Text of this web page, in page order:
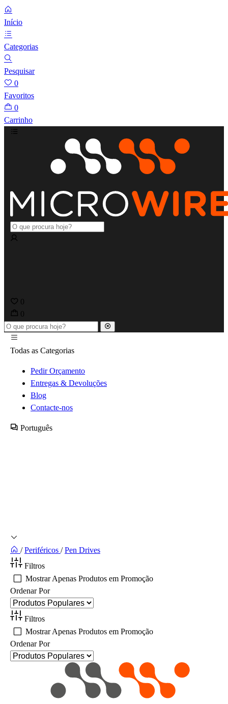
Início
Categorias
Pesquisar
0
Favoritos
0
Carrinho
0
0
Todas as Categorias
Pedir Orçamento
Entregas & Devoluções
Blog
Contacte-nos
Português
/ Periféricos / Pen Drives
Filtros
Mostrar Apenas Produtos em Promoção
Ordenar Por
Filtros
Mostrar Apenas Produtos em Promoção
Ordenar Por